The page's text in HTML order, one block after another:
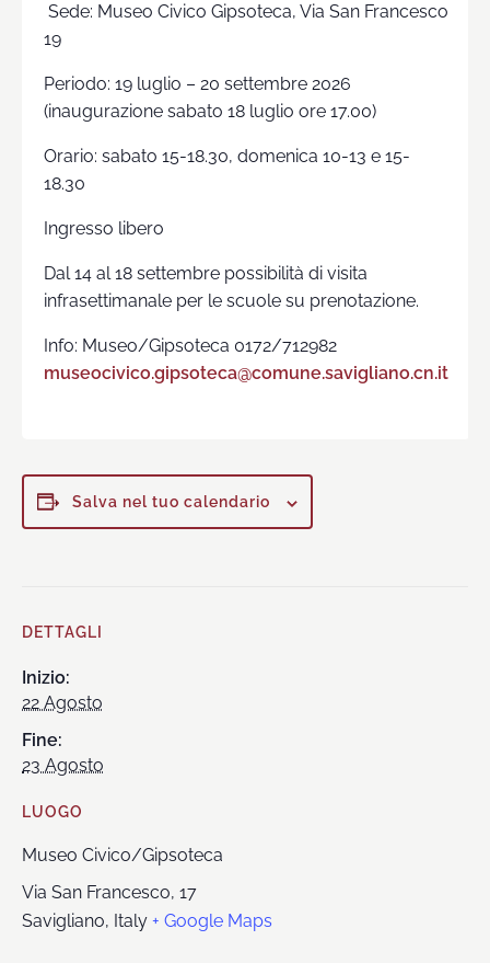
Sede: Museo Civico Gipsoteca, Via San Francesco
19
Periodo: 19 luglio – 20 settembre 2026
(inaugurazione sabato 18 luglio ore 17.00)
Orario: sabato 15-18.30, domenica 10-13 e 15-
18.30
Ingresso libero
Dal 14 al 18 settembre possibilità di visita
infrasettimanale per le scuole su prenotazione.
Info: Museo/Gipsoteca 0172/712982
museocivico.gipsoteca@comune.savigliano.cn.it
Salva nel tuo calendario
DETTAGLI
Inizio:
22 Agosto
Fine:
23 Agosto
LUOGO
Museo Civico/Gipsoteca
Via San Francesco, 17
Savigliano, Italy + Google Maps